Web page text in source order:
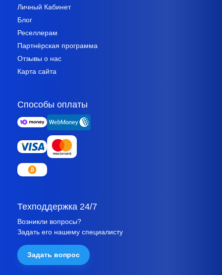
Личный Кабинет
Блог
Реселлерам
Партнёрская программа
Отзывы о нас
Карта сайта
Способы оплаты
Техподдержка 24/7
Возникли вопросы?
Задать его нашему специалисту
Задать вопрос